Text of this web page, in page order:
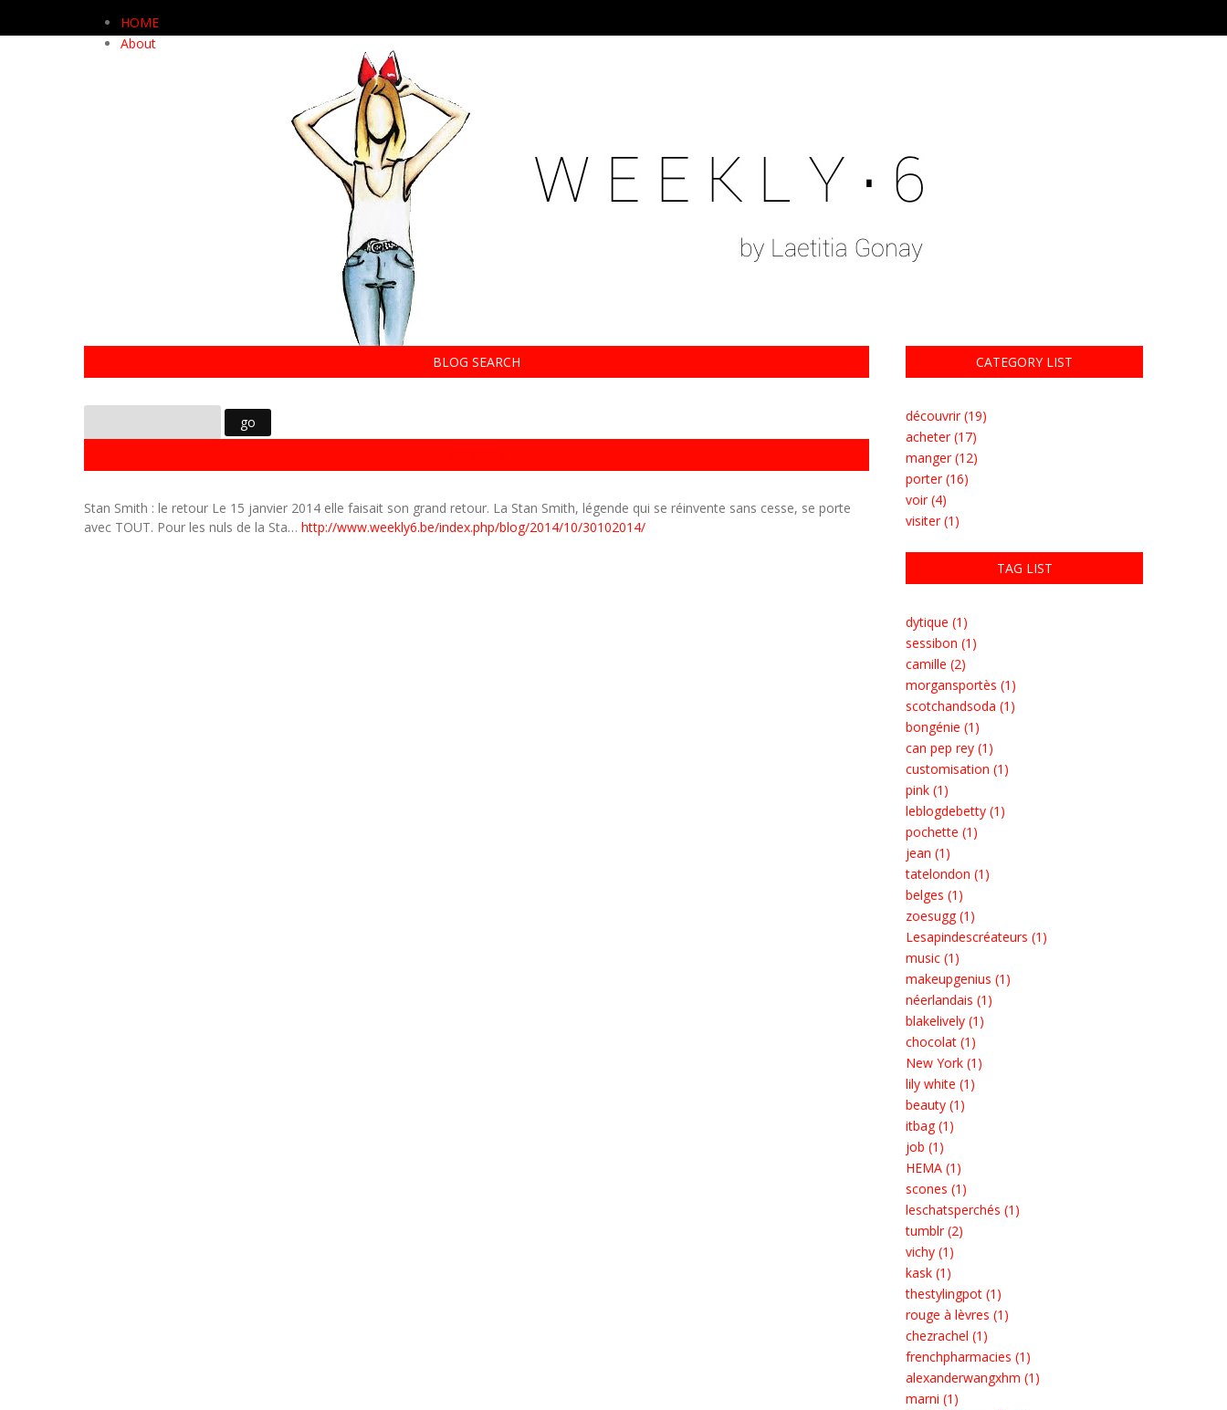
HOME
About
BLOG SEARCH
Stan Smith : le retour Le 15 janvier 2014 elle faisait son grand retour. La Stan Smith, légende qui se réinvente sans cesse, se porte
avec TOUT. Pour les nuls de la Sta… http://www.weekly6.be/index.php/blog/2014/10/30102014/
CATEGORY LIST
découvrir (19)
acheter (17)
manger (12)
porter (16)
voir (4)
visiter (1)
TAG LIST
dytique (1)
sessibon (1)
camille (2)
morgansportès (1)
scotchandsoda (1)
bongénie (1)
can pep rey (1)
customisation (1)
pink (1)
leblogdebetty (1)
pochette (1)
jean (1)
tatelondon (1)
belges (1)
zoesugg (1)
Lesapindescréateurs (1)
music (1)
makeupgenius (1)
néerlandais (1)
blakelively (1)
chocolat (1)
New York (1)
lily white (1)
beauty (1)
itbag (1)
job (1)
HEMA (1)
scones (1)
leschatsperchés (1)
tumblr (2)
vichy (1)
kask (1)
thestylingpot (1)
rouge à lèvres (1)
chezrachel (1)
frenchpharmacies (1)
alexanderwangxhm (1)
marni (1)